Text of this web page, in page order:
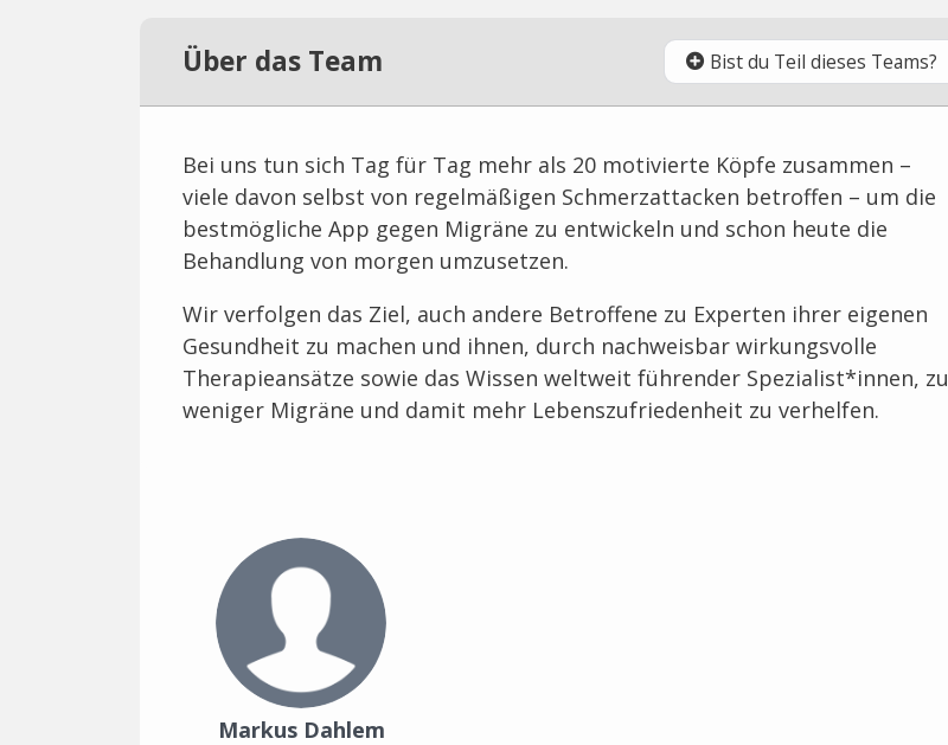
Über das Team Bist du Teil dieses Teams?
Bei uns tun sich Tag für Tag mehr als 20 motivierte Köpfe zusammen –
viele davon selbst von regelmäßigen Schmerzattacken betroffen – um die
bestmögliche App gegen Migräne zu entwickeln und schon heute die
Behandlung von morgen umzusetzen.
Wir verfolgen das Ziel, auch andere Betroffene zu Experten ihrer eigenen
Gesundheit zu machen und ihnen, durch nachweisbar wirkungsvolle
Therapieansätze sowie das Wissen weltweit führender Spezialist*innen, zu
weniger Migräne und damit mehr Lebenszufriedenheit zu verhelfen.
Markus Dahlem